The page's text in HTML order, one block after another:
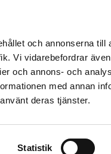
och annonserna till
Vi vidarebefordrar
och annons- och
med annan
deras tjänster.
Statistik